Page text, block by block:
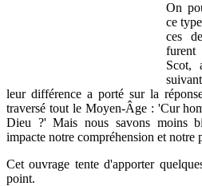
On
ce
ces
Scot,
leur différence a porté sur la
traversé tout le Moyen-Âge : 'Cur
Dieu ?' Mais nous savons moins
impacte notre compréhension et notre
Cet ouvrage tente d'apporter
point.